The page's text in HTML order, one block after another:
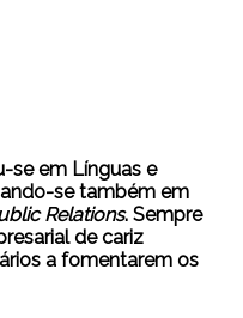
se em Línguas e
se também em
Relations. Sempre
de cariz
a fomentarem os